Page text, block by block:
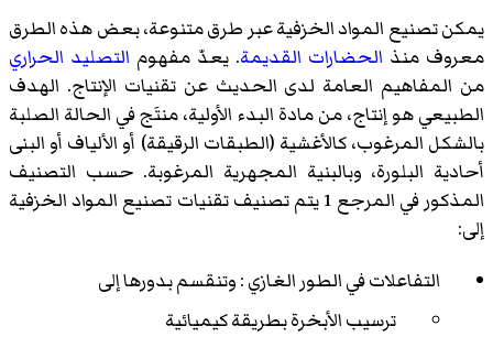
يمكن تصنيع المواد الخزفية عبر طرق متنوعة، بعض هذه الطرق
معروف منذ الحضارات القديمة. يعدّ مفهوم التصليد الحراري
من المفاهيم العامة لدى الحديث عن تقنيات الإنتاج. الهدف
الطبيعي هو إنتاج، من مادة البدء الأولية، منتَج في الحالة الصلبة
بالشكل المرغوب، كالأغشية (الطبقات الرقيقة) أو الألياف أو البنى
أحادية البلورة، وبالبنية المجهرية المرغوبة. حسب التصنيف
المذكور في المرجع 1 يتم تصنيف تقنيات تصنيع المواد الخزفية
إلى:
التفاعلات في الطور الغازي : وتنقسم بدورها إلى
ترسيب الأبخرة بطريقة كيميائية